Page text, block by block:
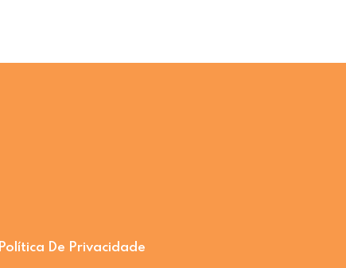
Política De Privacidade